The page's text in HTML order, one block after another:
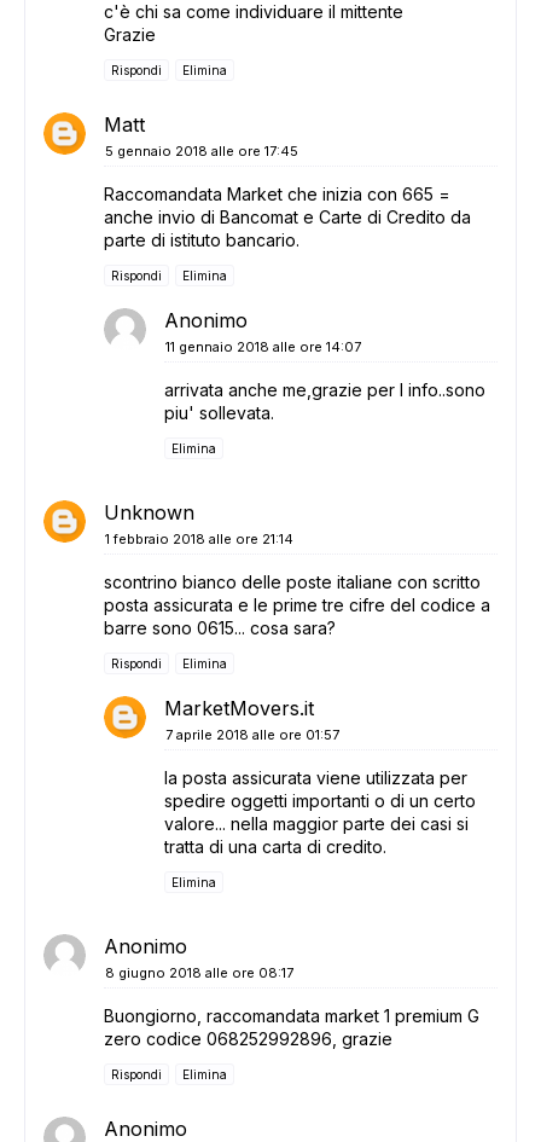
c'è chi sa come individuare il mittente
Grazie
Rispondi Elimina
Matt
5 gennaio 2018 alle ore 17:45
Raccomandata Market che inizia con 665 =
anche invio di Bancomat e Carte di Credito da
parte di istituto bancario.
Rispondi Elimina
Anonimo
11 gennaio 2018 alle ore 14:07
arrivata anche me,grazie per l info..sono
piu' sollevata.
Elimina
Unknown
1 febbraio 2018 alle ore 21:14
scontrino bianco delle poste italiane con scritto
posta assicurata e le prime tre cifre del codice a
barre sono 0615... cosa sara?
Rispondi Elimina
MarketMovers.it
7 aprile 2018 alle ore 01:57
la posta assicurata viene utilizzata per
spedire oggetti importanti o di un certo
valore... nella maggior parte dei casi si
tratta di una carta di credito.
Elimina
Anonimo
8 giugno 2018 alle ore 08:17
Buongiorno, raccomandata market 1 premium G
zero codice 068252992896, grazie
Rispondi Elimina
Anonimo